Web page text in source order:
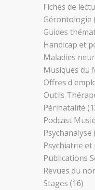
Fiches de
Gérontologie
Guides
Handicap et
Maladies
Musiques du
Offres
Outils
Périnatalité
Podcast
Psychanalyse
Psychiatrie
Publications
Revues du
Stages (16)